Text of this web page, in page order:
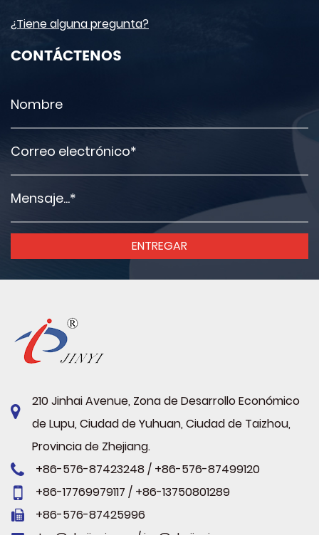
¿Tiene alguna pregunta?
CONTÁCTENOS
210 Jinhai Avenue, Zona de Desarrollo Económico
de Lupu, Ciudad de Yuhuan, Ciudad de Taizhou,
Provincia de Zhejiang.
+86-576-87423248 / +86-576-87499120
+86-17769979117 / +86-13750801289
+86-576-87425996